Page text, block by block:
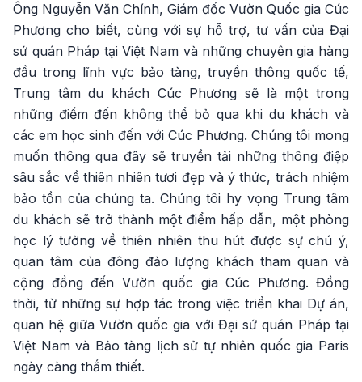
Ông Nguyễn Văn Chính, Giám đốc Vườn Quốc gia Cúc
Phương cho biết, cùng với sự hỗ trợ, tư vấn của Đại
sứ quán Pháp tại Việt Nam và những chuyên gia hàng
đầu trong lĩnh vực bảo tàng, truyền thông quốc tế,
Trung tâm du khách Cúc Phương sẽ là một trong
những điểm đến không thể bỏ qua khi du khách và
các em học sinh đến với Cúc Phương. Chúng tôi mong
muốn thông qua đây sẽ truyền tải những thông điệp
sâu sắc về thiên nhiên tươi đẹp và ý thức, trách nhiệm
bảo tồn của chúng ta. Chúng tôi hy vọng Trung tâm
du khách sẽ trở thành một điểm hấp dẫn, một phòng
học lý tưởng về thiên nhiên thu hút được sự chú ý,
quan tâm của đông đảo lượng khách tham quan và
cộng đồng đến Vườn quốc gia Cúc Phương. Đồng
thời, từ những sự hợp tác trong việc triển khai Dự án,
quan hệ giữa Vườn quốc gia với Đại sứ quán Pháp tại
Việt Nam và Bảo tàng lịch sử tự nhiên quốc gia Paris
ngày càng thắm thiết.